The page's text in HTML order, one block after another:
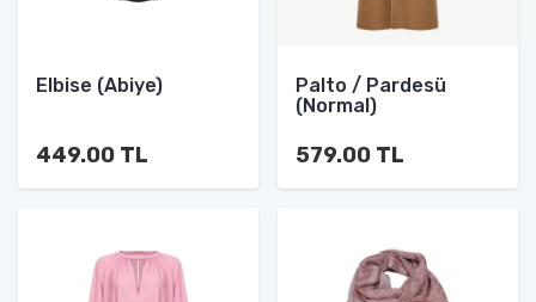
Elbise (Abiye)
449.00 TL
Palto / Pardesü
(Normal)
579.00 TL